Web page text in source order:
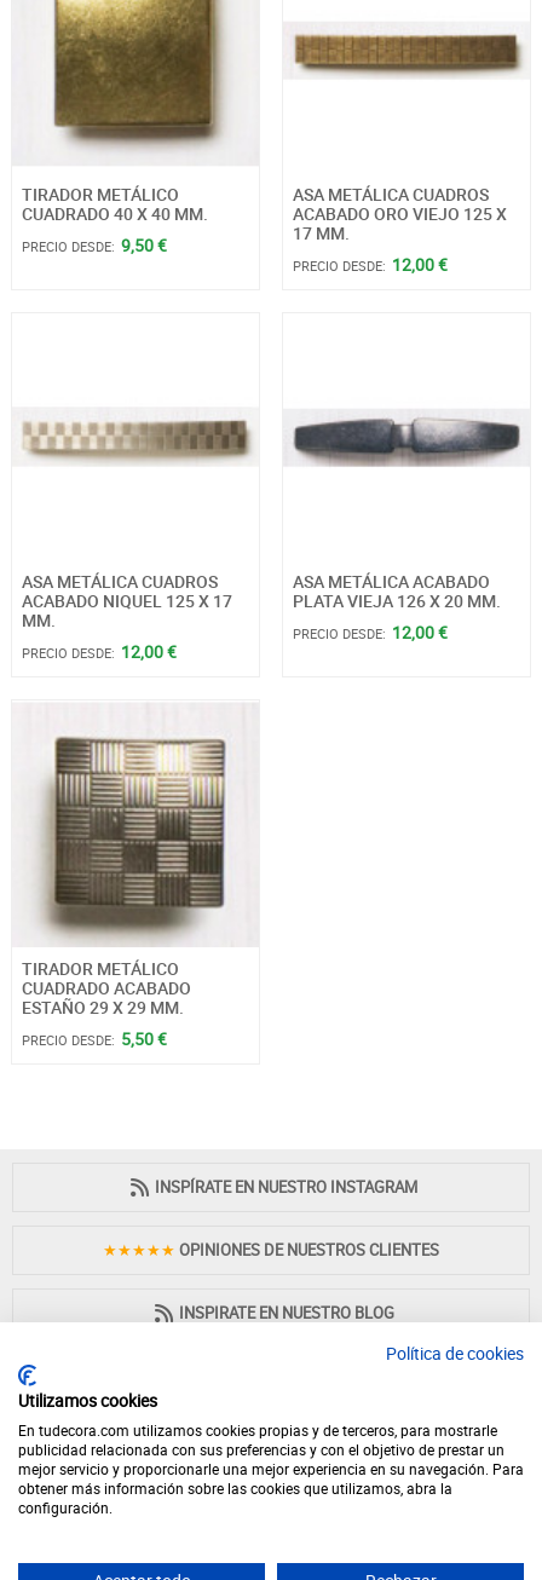
TIRADOR METÁLICO
CUADRADO 40 X 40 MM.
PRECIO DESDE: 9,50 €
ASA METÁLICA CUADROS
ACABADO ORO VIEJO 125 X
17 MM.
PRECIO DESDE: 12,00 €
ASA METÁLICA CUADROS
ACABADO NIQUEL 125 X 17
MM.
PRECIO DESDE: 12,00 €
ASA METÁLICA ACABADO
PLATA VIEJA 126 X 20 MM.
PRECIO DESDE: 12,00 €
TIRADOR METÁLICO
CUADRADO ACABADO
ESTAÑO 29 X 29 MM.
PRECIO DESDE: 5,50 €
INSPÍRATE EN NUESTRO INSTAGRAM
★★★★★ OPINIONES DE NUESTROS CLIENTES
INSPIRATE EN NUESTRO BLOG
PAGO 100% SEGURO
Política de cookies
Utilizamos cookies
En tudecora.com utilizamos cookies propias y de terceros, para mostrarle
publicidad relacionada con sus preferencias y con el objetivo de prestar un
mejor servicio y proporcionarle una mejor experiencia en su navegación. Para
obtener más información sobre las cookies que utilizamos, abra la
configuración.